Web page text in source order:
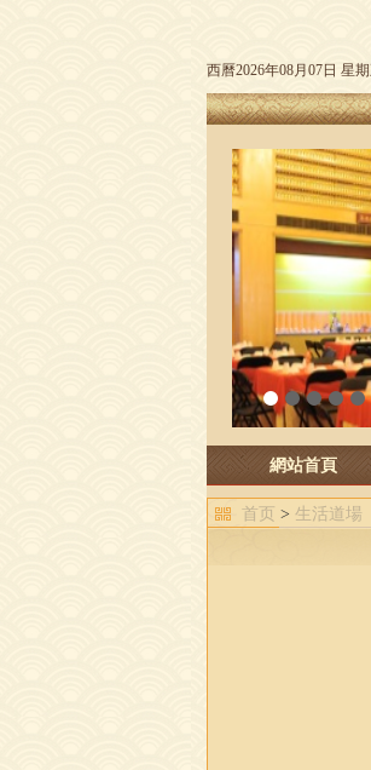
西曆2026年08月07日 星
1 2 3 4 5 6
網站首頁
首页 > 生活道場